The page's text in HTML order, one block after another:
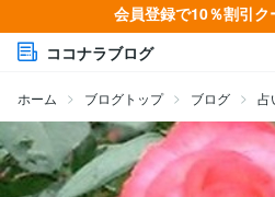
会員登録で10％割引ク
ココナラブログ
ホーム ブログトップ ブログ 占